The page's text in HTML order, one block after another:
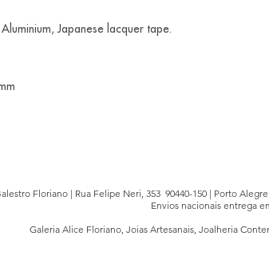
Japanese lacquer tape.
Floriano | Rua Felipe Neri, 353 90440-150 | Porto
Envios nacionais entrega
Galeria Alice Floriano, Joias Artesanais, Joalheria